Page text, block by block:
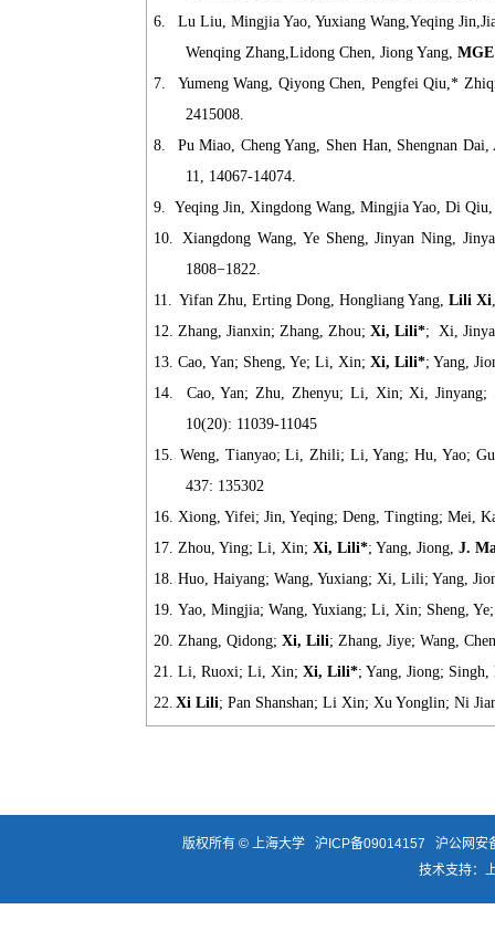
6.
Lu Liu, Mingjia Yao, Yuxiang Wang,Yeqing
Wenqing Zhang,Lidong Chen, Jiong Yang, MGE
7.
Yumeng Wang, Qiyong Chen, Pengfei Qiu,*
2415008.
8.
Pu Miao, Cheng Yang, Shen Han, Shengnan
11, 14067-14074.
9.
Yeqing Jin, Xingdong Wang, Mingjia Yao, Di
10. Xiangdong Wang, Ye Sheng, Jinyan Ning,
1808−1822.
11. Yifan Zhu, Erting Dong, Hongliang Yang,Lili Xi
12. Zhang, Jianxin; Zhang, Zhou;Xi, Lili*; Xi,
13. Cao, Yan; Sheng, Ye; Li, Xin;Xi, Lili*; Yang,
14.
Cao, Yan; Zhu, Zhenyu; Li, Xin; Xi,
10(20): 11039-11045
15. Weng, Tianyao; Li, Zhili; Li, Yang; Hu, Yao;
437: 135302
16. Xiong, Yifei; Jin, Yeqing; Deng, Tingting; Mei,
17. Zhou, Ying; Li, Xin;Xi, Lili*; Yang, Jiong, J.
18. Huo, Haiyang; Wang, Yuxiang; Xi, Lili; Yang,
19. Yao, Mingjia; Wang, Yuxiang; Li, Xin; Sheng,
20. Zhang, Qidong;Xi, Lili; Zhang, Jiye; Wang,
21. Li, Ruoxi; Li, Xin;Xi, Lili*; Yang, Jiong;
22. Xi Lili; Pan Shanshan; Li Xin; Xu Yonglin; Ni
版权所有 © 上海大学 沪ICP备09014157
沪公网安
技术支持：